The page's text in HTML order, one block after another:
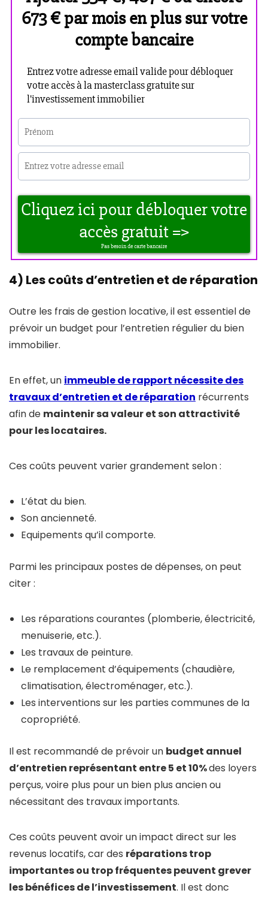
4) Les coûts d’entretien et de réparation
Outre les frais de gestion locative, il est essentiel de
prévoir un budget pour l’entretien régulier du bien
immobilier.
En effet, un immeuble de rapport nécessite des
travaux d’entretien et de réparation récurrents
afin de maintenir sa valeur et son attractivité
pour les locataires.
Ces coûts peuvent varier grandement selon :
L’état du bien.
Son ancienneté.
Equipements qu’il comporte.
Parmi les principaux postes de dépenses, on peut
citer :
Les réparations courantes (plomberie, électricité,
menuiserie, etc.).
Les travaux de peinture.
Le remplacement d’équipements (chaudière,
climatisation, électroménager, etc.).
Les interventions sur les parties communes de la
copropriété.
Il est recommandé de prévoir un budget annuel
d’entretien représentant entre 5 et 10%des loyers
perçus, voire plus pour un bien plus ancien ou
nécessitant des travaux importants.
Ces coûts peuvent avoir un impact direct sur les
revenus locatifs, car des réparations trop
importantes ou trop fréquentes peuvent grever
les bénéfices de l’investissement. Il est donc